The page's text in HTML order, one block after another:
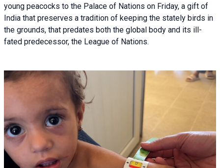
young peacocks to the Palace of Nations on Friday, a gift of
India that preserves a tradition of keeping the stately birds in
the grounds, that predates both the global body and its ill-
fated predecessor, the League of Nations.